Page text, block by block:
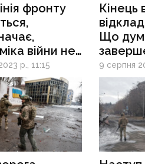
фронту
війни не
на користь
— аналітик
р., 11:15
Кінець
Що
9 серпня